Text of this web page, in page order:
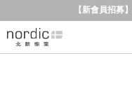
【新會員招募